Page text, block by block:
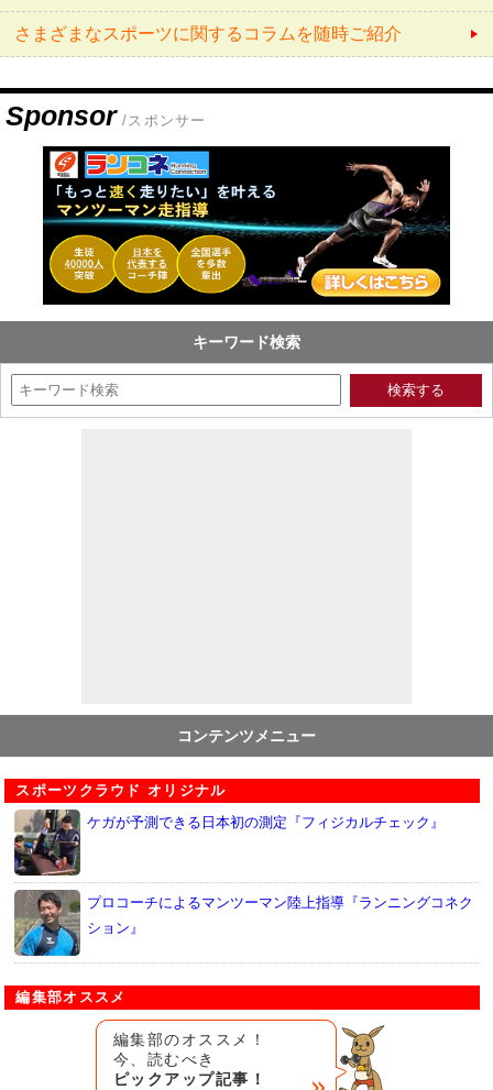
さまざまなスポーツに関するコラムを随時ご紹介
Sponsor /スポンサー
キーワード検索
コンテンツメニュー
スポーツクラウド オリジナル
ケガが予測できる日本初の測定『フィジカルチェック』
プロコーチによるマンツーマン陸上指導『ランニングコネク
ション』
編集部オススメ
編集部のオススメ！
今、読むべき
ピックアップ記事！